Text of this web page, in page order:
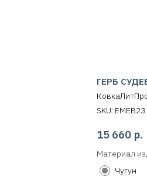
ГЕРБ
SKU: EMEB23
15 660 р.
Материал
Чугун